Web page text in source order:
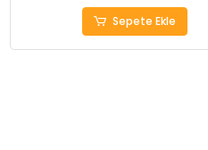
Sepete Ekle